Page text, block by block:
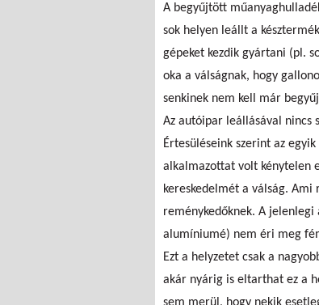
A begyűjtött
sok helyen leállt a
gépeket kezdik gyártani (pl.
oka a válságnak, hogy
senkinek nem kell már
Az autóipar leállásával nincs
Értesüléseink szerint az
alkalmazottat volt kénytelen
kereskedelmét a válság. Ami
reménykedőknek. A
alumíniumé) nem éri meg
Ezt a helyzetet csak a
akár nyárig is eltarthat ez a